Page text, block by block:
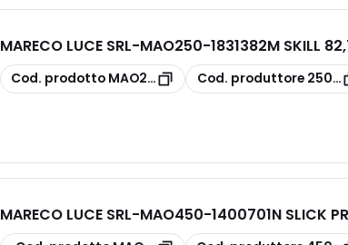
MARECO LUCE SRL-MAO250-1831382M SKILL
copia
Cod. prodotto MAO250-1831382M
copia
Cod. produttore 250-
MARECO LUCE SRL-MAO450-1400701N SLICK